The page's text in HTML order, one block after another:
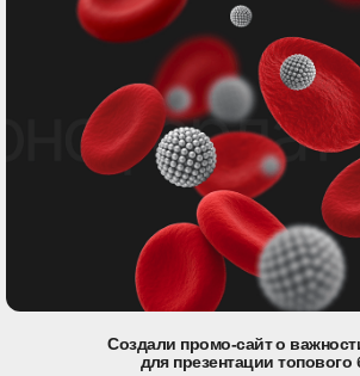
Создали промо-сайт о
для презентации топового